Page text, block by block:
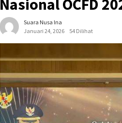
Nasional OCFD
Suara Nusa Ina
Januari 24, 2026
54 Dilihat